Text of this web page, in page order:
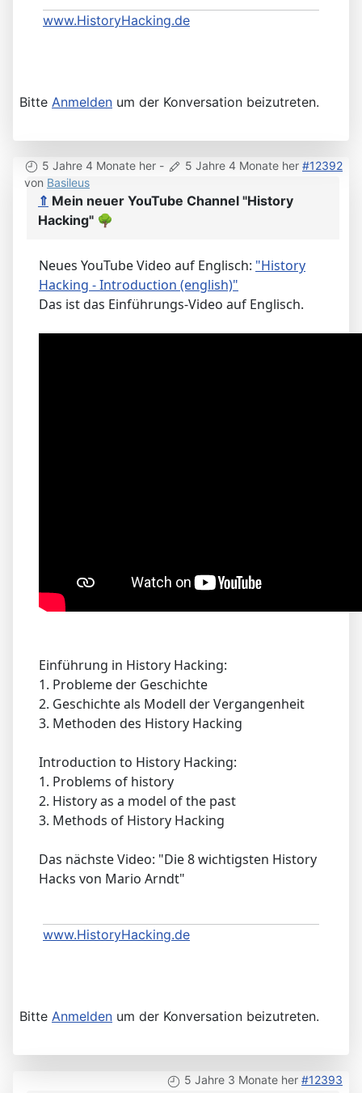
www.HistoryHacking.de
Bitte Anmelden um der Konversation beizutreten.
5 Jahre 4 Monate her - 5 Jahre 4 Monate her #12392
von Basileus
⇑ Mein neuer YouTube Channel "History
Hacking" 🌳
Neues YouTube Video auf Englisch: "History
Hacking - Introduction (english)"
Das ist das Einführungs-Video auf Englisch.
Einführung in History Hacking:
1. Probleme der Geschichte
2. Geschichte als Modell der Vergangenheit
3. Methoden des History Hacking
Introduction to History Hacking:
1. Problems of history
2. History as a model of the past
3. Methods of History Hacking
Das nächste Video: "Die 8 wichtigsten History
Hacks von Mario Arndt"
www.HistoryHacking.de
Bitte Anmelden um der Konversation beizutreten.
5 Jahre 3 Monate her #12393